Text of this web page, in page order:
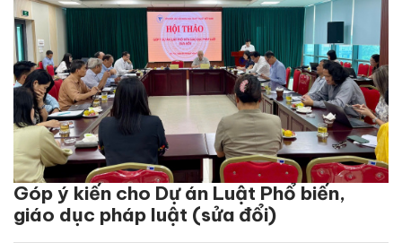
Góp ý kiến cho Dự án Luật Phổ biến,
giáo dục pháp luật (sửa đổi)